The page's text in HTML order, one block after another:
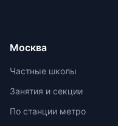
Москва
Частные школы
Занятия и секции
По станции метро